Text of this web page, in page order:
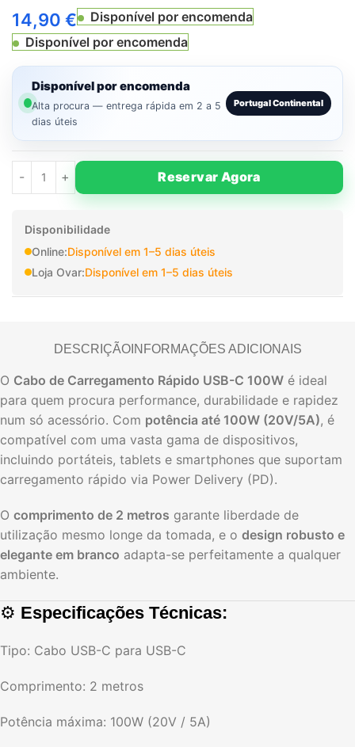
14,90 €
Disponível por encomenda
Disponível por encomenda
Disponível por encomenda
Alta procura — entrega rápida em 2 a 5
dias úteis
Portugal Continental
Reservar Agora
Disponibilidade
Online:Disponível em 1–5 dias úteis
Loja Ovar:Disponível em 1–5 dias úteis
DESCRIÇÃOINFORMAÇÕES ADICIONAIS
O Cabo de Carregamento Rápido USB-C 100W é ideal
para quem procura performance, durabilidade e rapidez
num só acessório. Com potência até 100W (20V/5A), é
compatível com uma vasta gama de dispositivos,
incluindo portáteis, tablets e smartphones que suportam
carregamento rápido via Power Delivery (PD).
O comprimento de 2 metros garante liberdade de
utilização mesmo longe da tomada, e o design robusto e
elegante em branco adapta-se perfeitamente a qualquer
ambiente.
⚙️ Especificações Técnicas:
Tipo: Cabo USB-C para USB-C
Comprimento: 2 metros
Potência máxima: 100W (20V / 5A)